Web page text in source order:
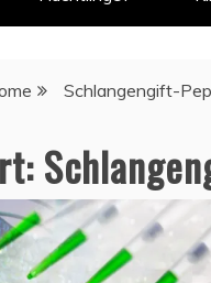
Schlangengift-